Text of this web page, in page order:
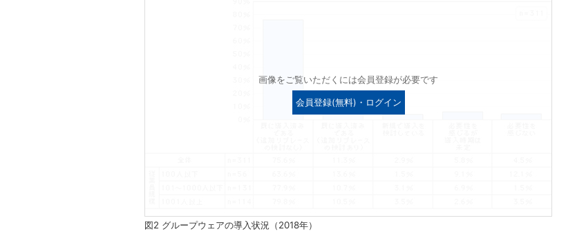
画像をご覧いただくには会員登録が必要です
会員登録(無料)・ログイン
図2 グループウェアの導入状況（2018年）